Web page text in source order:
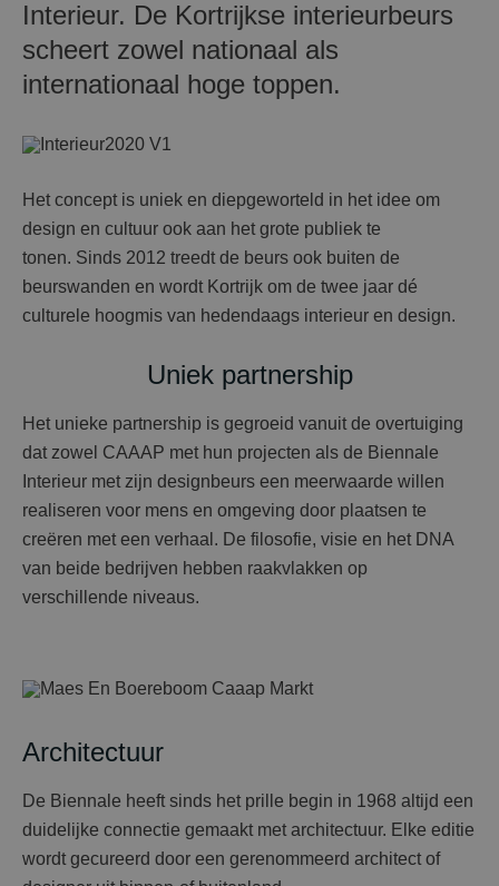
Interieur. De Kortrijkse interieurbeurs
scheert zowel nationaal als
internationaal hoge toppen.
Het concept is uniek en diepgeworteld in het idee om
design en cultuur ook aan het grote publiek te
tonen. Sinds 2012 treedt de beurs ook buiten de
beurswanden en wordt Kortrijk om de twee jaar dé
culturele hoogmis van hedendaags interieur en design.
Uniek partnership
Het unieke partnership is gegroeid vanuit de overtuiging
dat zowel CAAAP met hun projecten als de Biennale
Interieur met zijn designbeurs een meerwaarde willen
realiseren voor mens en omgeving door plaatsen te
creëren met een verhaal. De filosofie, visie en het DNA
van beide bedrijven hebben raakvlakken op
verschillende niveaus.
Architectuur
De Biennale heeft sinds het prille begin in 1968 altijd een
duidelijke connectie gemaakt met architectuur. Elke editie
wordt gecureerd door een gerenommeerd architect of